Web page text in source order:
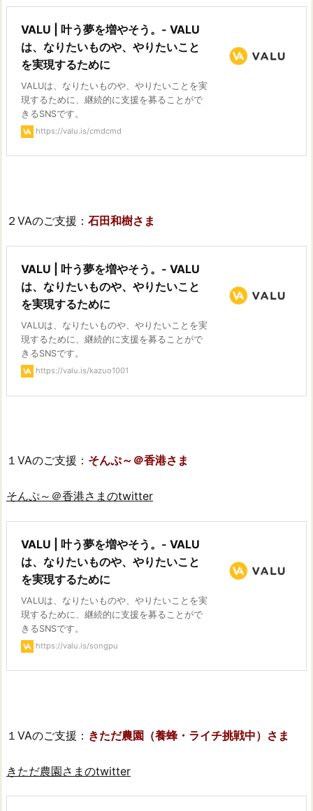
VALU | 叶う夢を増やそう。- VALU
は、なりたいものや、やりたいこと
を実現するために
VALUは、なりたいものや、やりたいことを実
現するために、継続的に支援を募ることがで
きるSNSです。
https://valu.is/cmdcmd
２VAのご支援： 石田和樹さま
VALU | 叶う夢を増やそう。- VALU
は、なりたいものや、やりたいこと
を実現するために
VALUは、なりたいものや、やりたいことを実
現するために、継続的に支援を募ることがで
きるSNSです。
https://valu.is/kazuo1001
１VAのご支援： そんぷ～＠香港さま
そんぷ～＠香港さまのtwitter
VALU | 叶う夢を増やそう。- VALU
は、なりたいものや、やりたいこと
を実現するために
VALUは、なりたいものや、やりたいことを実
現するために、継続的に支援を募ることがで
きるSNSです。
https://valu.is/songpu
１VAのご支援： きただ農園（養蜂・ライチ挑戦中）さま
きただ農園さまのtwitter